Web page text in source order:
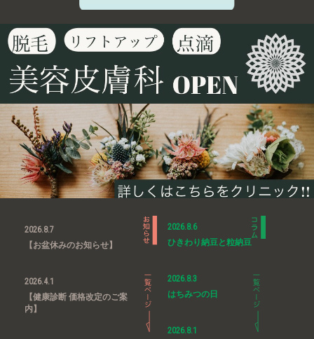
2026.8.7
【お盆休みのお知らせ】
2026.4.1
【健康診断 価格改定のご案
内】
2026.8.6
ひきわり納豆と粒納豆
2026.8.3
はちみつの日
2026.8.1